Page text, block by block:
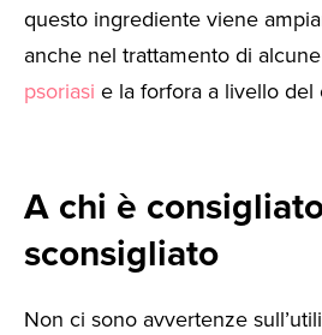
questo ingrediente viene
anche nel trattamento di
psoriasi e la forfora a livello del
A chi è
sconsigliato
Non ci sono avvertenze